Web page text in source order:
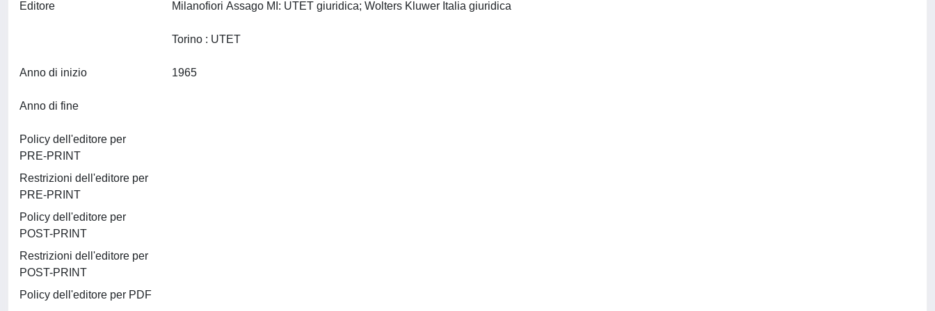
Editore Milanofiori Assago MI: UTET giuridica; Wolters Kluwer Italia giuridica
Anno di inizio
Anno di fine
Policy dell'editore per
PRE-PRINT
Restrizioni dell'editore per
PRE-PRINT
Policy dell'editore per
POST-PRINT
Restrizioni dell'editore per
POST-PRINT
Policy dell'editore per PDF